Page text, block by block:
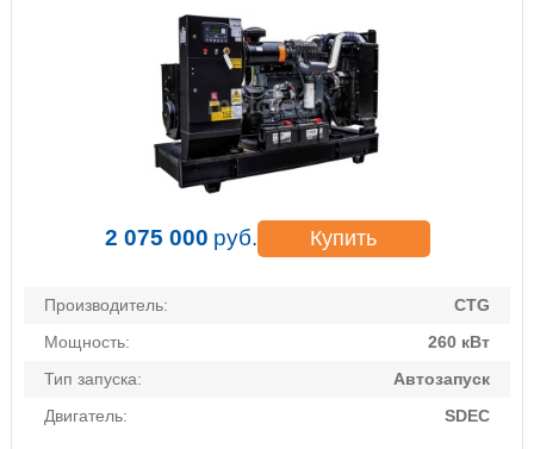
2 075 000 руб. Купить
Производитель:
CTG
Мощность:
260 кВт
Тип запуска:
Автозапуск
Двигатель:
SDEC